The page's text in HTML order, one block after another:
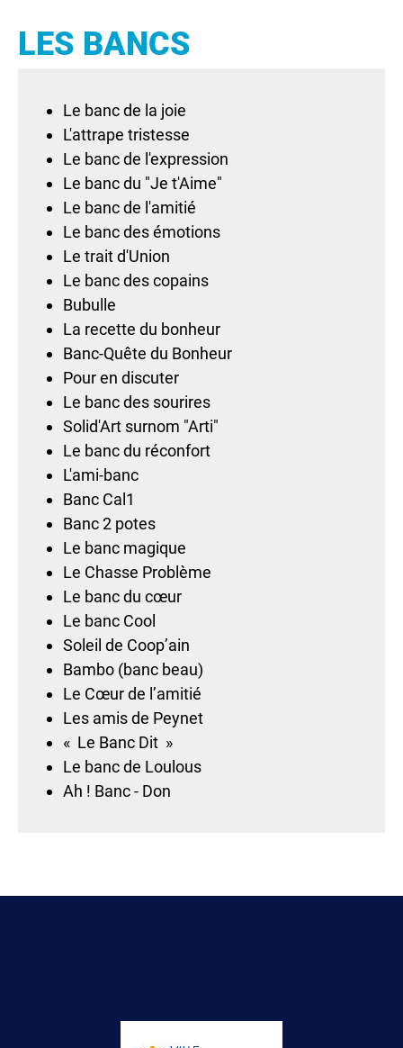
LES BANCS
Le banc de la joie
L'attrape tristesse
Le banc de l'expression
Le banc du "Je t'Aime"
Le banc de l'amitié
Le banc des émotions
Le trait d'Union
Le banc des copains
Bubulle
La recette du bonheur
Banc-Quête du Bonheur
Pour en discuter
Le banc des sourires
Solid'Art surnom "Arti"
Le banc du réconfort
L'ami-banc
Banc Cal1
Banc 2 potes
Le banc magique
Le Chasse Problème
Le banc du cœur
Le banc Cool
Soleil de Coop’ain
Bambo (banc beau)
Le Cœur de l’amitié
Les amis de Peynet
« Le Banc Dit »
Le banc de Loulous
Ah ! Banc - Don